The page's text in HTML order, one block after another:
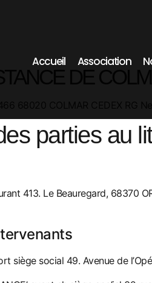
Accueil Association
parties au
413. Le Beauregard, 68370
siège social 49. Avenue de